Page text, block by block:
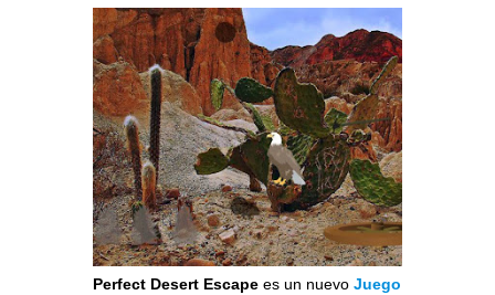
Perfect Desert Escape es un nuevo Juego